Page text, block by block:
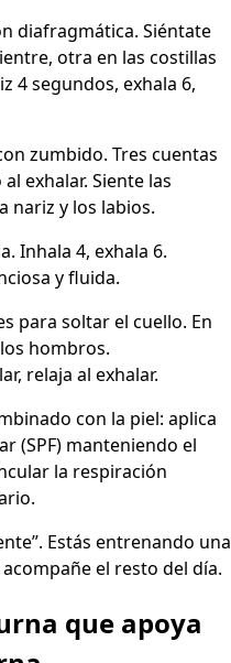
diafragmática. Siéntate
otra en las costillas
4 segundos, exhala 6,
zumbido. Tres cuentas
exhalar. Siente las
nariz y los labios.
Inhala 4, exhala 6.
y fluida.
para soltar el cuello. En
hombros.
relaja al exhalar.
con la piel: aplica
(SPF) manteniendo el
la respiración
Estás entrenando una
el resto del día.
que apoya